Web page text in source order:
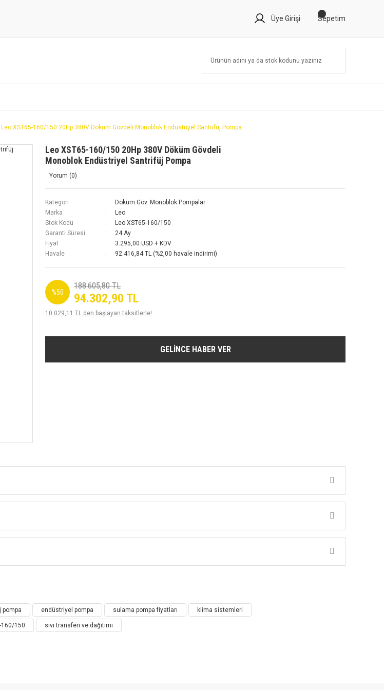
Üye Girişi Sepetim
Leo XST65-160/150 20Hp 380V Döküm Gövdeli Monoblok Endüstriyel Santrifüj Pompa
Leo XST65-160/150 20Hp 380V Döküm Gövdeli
Monoblok Endüstriyel Santrifüj Pompa
Yorum (0)
Kategori
Döküm Göv. Monoblok Pompalar
Marka
Leo
Stok Kodu
Leo XST65-160/150
Garanti Süresi
24 Ay
Fiyat
3.295,00 USD + KDV
Havale
92.416,84 TL (%2,00 havale indirimi)
%50
188.605,80 TL
94.302,90 TL
10.029,11 TL den başlayan taksitlerle!
GELİNCE HABER VER
POMPA - XST Serisi
Yorum Yaz
pompa endüstriyel pompa sulama pompa fiyatları klima sistemleri
160/150 sıvı transferi ve dağıtımı